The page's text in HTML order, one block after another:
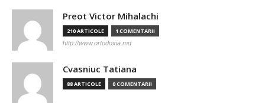
Preot Victor Mihalachi
210 ARTICOLE 1 COMENTARII
http://www.ortodoxia.md
Cvasniuc Tatiana
88 ARTICOLE 0 COMENTARII